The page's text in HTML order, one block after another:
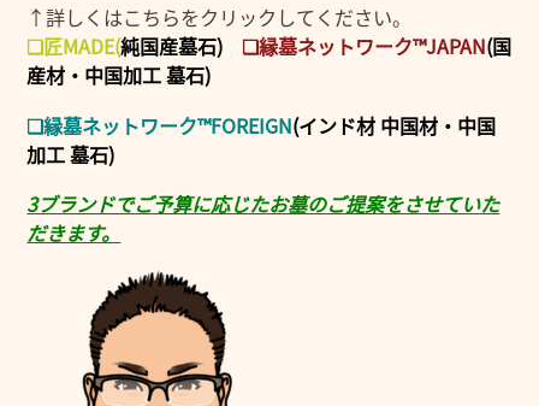
↑詳しくはこちらをクリックしてください。
❑匠MADE(純国産墓石) ❑縁墓ネットワーク™JAPAN(国
産材・中国加工 墓石)
❑縁墓ネットワーク™FOREIGN(インド材 中国材・中国
加工 墓石)
3ブランドでご予算に応じたお墓のご提案をさせていた
だきます。